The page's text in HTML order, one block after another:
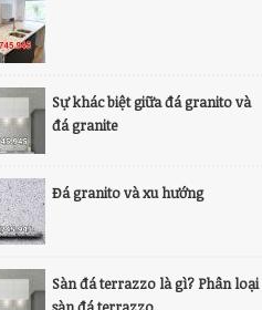
Sự khác biệt giữa đá granito và
đá granite
Đá granito và xu hướng
Sàn đá terrazzo là gì? Phân loại